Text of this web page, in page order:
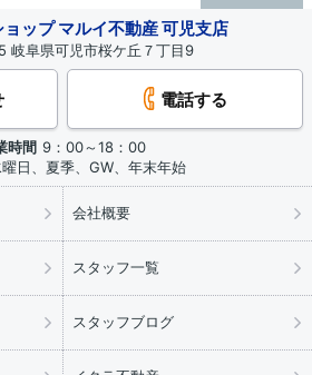
ップ マルイ不動産 可児支店
岐阜県可児市桜ケ丘７丁目9
電話する
時間 9：00～18：00
曜日、夏季、GW、年末年始
会社概要
スタッフ一覧
スタッフブログ